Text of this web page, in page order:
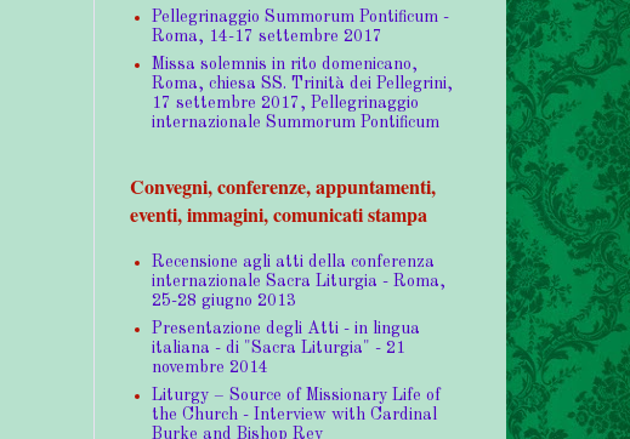
Pellegrinaggio Summorum Pontificum -
Roma, 14-17 settembre 2017
Missa solemnis in rito domenicano,
Roma, chiesa SS. Trinità dei Pellegrini,
17 settembre 2017, Pellegrinaggio
internazionale Summorum Pontificum
Convegni, conferenze, appuntamenti,
eventi, immagini, comunicati stampa
Recensione agli atti della conferenza
internazionale Sacra Liturgia - Roma,
25-28 giugno 2013
Presentazione degli Atti - in lingua
italiana - di "Sacra Liturgia" - 21
novembre 2014
Liturgy – Source of Missionary Life of
the Church - Interview with Cardinal
Burke and Bishop Rey